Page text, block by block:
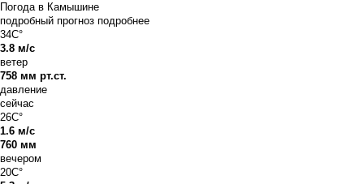
Погода в Камышине
подробный прогноз подробнее
34C°
3.8 м/с
ветер
758 мм рт.ст.
давление
сейчас
26C°
1.6 м/с
760 мм
вечером
20C°